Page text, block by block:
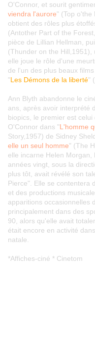
O'Connor, et sourit
viendra l'aurore" (Top o'the
obtient des rôles plus
(Antother Part of the
pièce de Lillian Hellman,
(Thunder on the Hill,1951),
elle joue le rôle d'une
de l'un des plus beaux
"Les Démons de la liberté"
Ann Blyth abandonne le
ans, après avoir interprété
biopics, le premier est
O'Connor dans "L'homme
Story,1957) de Sidney
elle un seul homme" (The
elle incarne Helen
années vingt, sous la
plus tôt, avait révélé son
Pierce". Elle se contentera
et des productions
apparitions occasionnelles
principalement dans des
90, alors qu'elle avait
était encore en activité
natale.
*Affiches-ciné * Cinetom